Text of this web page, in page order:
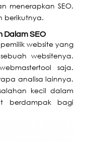
menerapkan SEO.
berikutnya.
Dalam SEO
website yang
websitenya.
saja.
analisa lainnya.
kecil dalam
berdampak bagi